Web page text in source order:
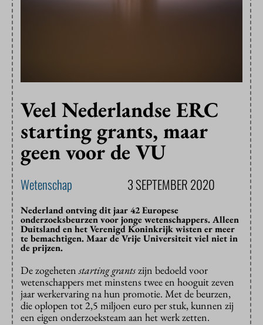
Veel Nederlandse ERC
starting grants, maar
geen voor de VU
Wetenschap 3 SEPTEMBER 2020
Nederland ontving dit jaar 42 Europese
onderzoeksbeurzen voor jonge wetenschappers. Alleen
Duitsland en het Verenigd Koninkrijk wisten er meer
te bemachtigen. Maar de Vrije Universiteit viel niet in
de prijzen.
De zogehetenstarting grantszijn bedoeld voor
wetenschappers met minstens twee en hooguit zeven
jaar werkervaring na hun promotie. Met de beurzen,
die oplopen tot 2,5 miljoen euro per stuk, kunnen zij
een eigen onderzoeksteam aan het werk zetten.